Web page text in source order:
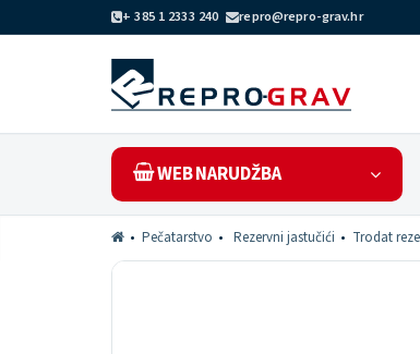
+ 385 1 2333 240 repro@repro-grav.hr
WEB NARUDŽBA
Pečatarstvo Rezervni jastučići Trodat